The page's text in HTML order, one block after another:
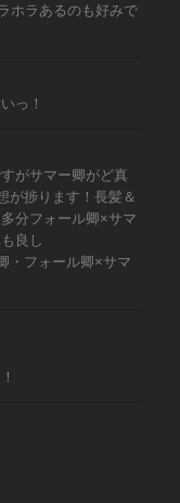
ホラあるのも好みで
っ！
がサマー卿がど真
が捗ります！長髪＆
分フォール卿×サマ
も良し
・フォール卿×サマ